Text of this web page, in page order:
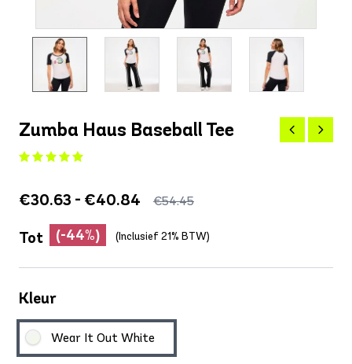
Zumba Haus Baseball Tee
€30.63 - €40.84 €54.45
Tot (-44%) (Inclusief 21% BTW)
Kleur
Wear It Out White